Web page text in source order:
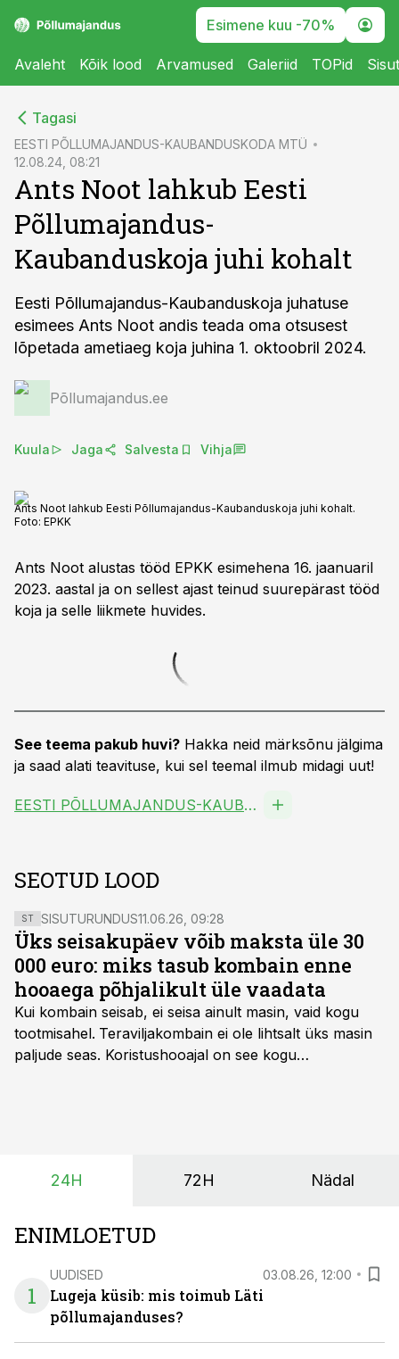
Esimene kuu -70%
Avaleht Kõik lood Arvamused Galeriid TOPid
Tagasi
EESTI PÕLLUMAJANDUS-KAUBANDUSKODA MTÜ
12.08.24, 08:21
Ants Noot lahkub Eesti
Põllumajandus-
Kaubanduskoja juhi kohalt
Eesti Põllumajandus-Kaubanduskoja juhatuse
esimees Ants Noot andis teada oma otsusest
lõpetada ametiaeg koja juhina 1. oktoobril 2024.
Põllumajandus.ee
Kuula Jaga Salvesta Vihja
Ants Noot lahkub Eesti Põllumajandus-Kaubanduskoja juhi kohalt.
Foto: EPKK
Ants Noot alustas tööd EPKK esimehena 16. jaanuaril
2023. aastal ja on sellest ajast teinud suurepärast tööd
koja ja selle liikmete huvides.
See teema pakub huvi? Hakka neid märksõnu jälgima
ja saad alati teavituse, kui sel teemal ilmub midagi uut!
EESTI PÕLLUMAJANDUS-KAUBANDUSKODA MTÜ
SEOTUD LOOD
ST SISUTURUNDUS11.06.26, 09:28
Üks seisakupäev võib maksta üle 30
000 euro: miks tasub kombain enne
hooaega põhjalikult üle vaadata
Kui kombain seisab, ei seisa ainult masin, vaid kogu
tootmisahel. Teraviljakombain ei ole lihtsalt üks masin
paljude seas. Koristushooajal on see kogu
24H 72H Nädal
ENIMLOETUD
1
UUDISED 03.08.26, 12:00
Lugeja küsib: mis toimub Läti
põllumajanduses?